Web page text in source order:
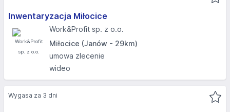
Inwentaryzacja Miłocice
Work&Profit sp. z o.o.
Miłocice (Janów - 29km)
umowa zlecenie
wideo
Wygasa za 3 dni